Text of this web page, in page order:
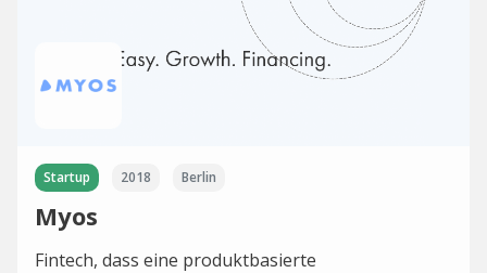
Startup 2018 Berlin
Myos
Fintech, dass eine produktbasierte